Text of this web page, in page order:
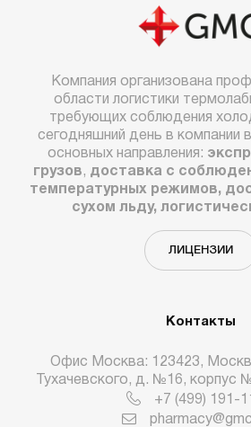
Компания организована
области логистики
требующих соблюдения
сегодняшний день в компании
основных направления:
грузов, доставка с
температурных режимов,
сухом льду,
ЛИЦЕНЗИИ
Контакты
Офис Москва: 123423,
Тухачевского, д. №16,
+7 (499) 191-